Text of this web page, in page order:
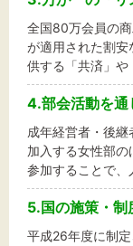
全国80万会員の
が適用された割安
供する「共済」や
4.部会活動を通
成年経営者・後
加入する女性部
参加することで、
5.国の施策・制
平成26年度に制